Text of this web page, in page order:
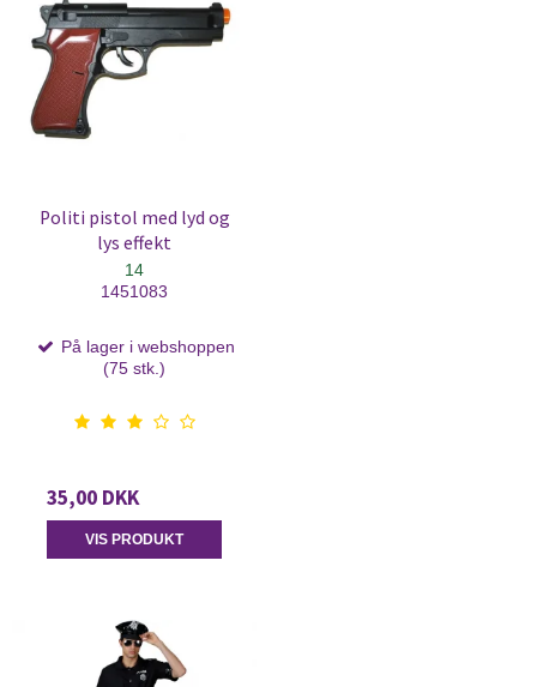
Politi pistol med lyd og
lys effekt
14
1451083
På lager i webshoppen
(75 stk.)
35,00 DKK
VIS PRODUKT